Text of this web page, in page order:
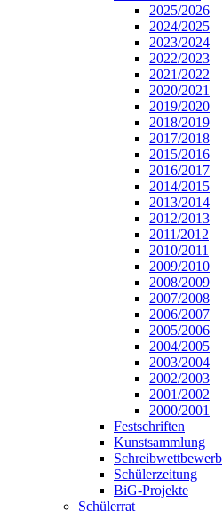
2025/2026
2024/2025
2023/2024
2022/2023
2021/2022
2020/2021
2019/2020
2018/2019
2017/2018
2015/2016
2016/2017
2014/2015
2013/2014
2012/2013
2011/2012
2010/2011
2009/2010
2008/2009
2007/2008
2006/2007
2005/2006
2004/2005
2003/2004
2002/2003
2001/2002
2000/2001
Festschriften
Kunstsammlung
Schreibwettbewerb
Schülerzeitung
BiG-Projekte
Schülerrat